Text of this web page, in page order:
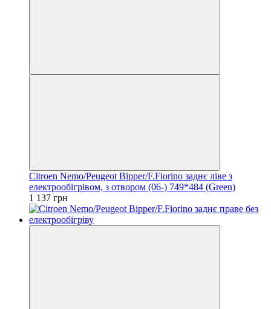
Citroen Nemo/Peugeot Bipper/F.Fiorino заднє ліве з
електрообігрівом, з отвором (06-) 749*484 (Green)
1 137 грн